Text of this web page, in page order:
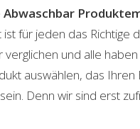
Abwaschbar
für jeden das Richtige
und alle
auswählen, das
Denn wir sind erst